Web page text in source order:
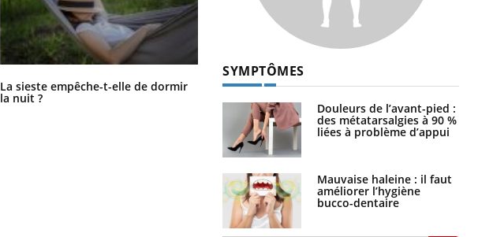
La sieste empêche-t-elle de dormir
la nuit ?
VIH : la fin du comprimé tous les
SYMPTÔMES
Douleurs de l’avant-pied :
des métatarsalgies à 90 %
liées à problème d’appui
Mauvaise haleine : il faut
améliorer l’hygiène
bucco-dentaire